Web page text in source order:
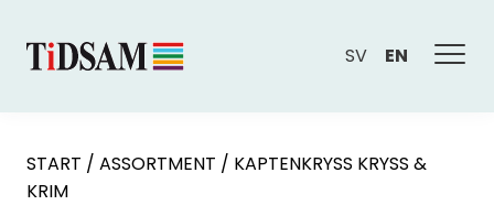
SV EN
START / ASSORTMENT / KAPTENKRYSS KRYSS &
KRIM